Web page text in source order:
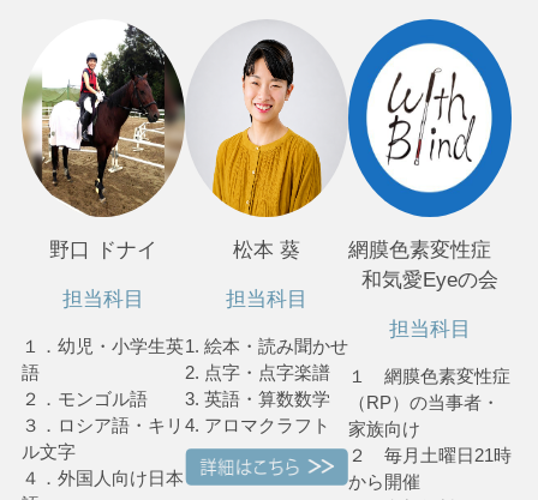
野口 ドナイ
担当科目
１．幼児・小学生英
語
２．モンゴル語
３．ロシア語・キリ
ル文字
４．外国人向け日本
松本 葵
担当科目
1. 絵本・読み聞かせ
2. 点字・点字楽譜
3. 英語・算数数学
4. アロマクラフト
網膜色素変性症
和気愛Eyeの会
担当科目
１ 網膜色素変性症
（RP）の当事者・
家族向け
２ 毎月土曜日21時
から開催